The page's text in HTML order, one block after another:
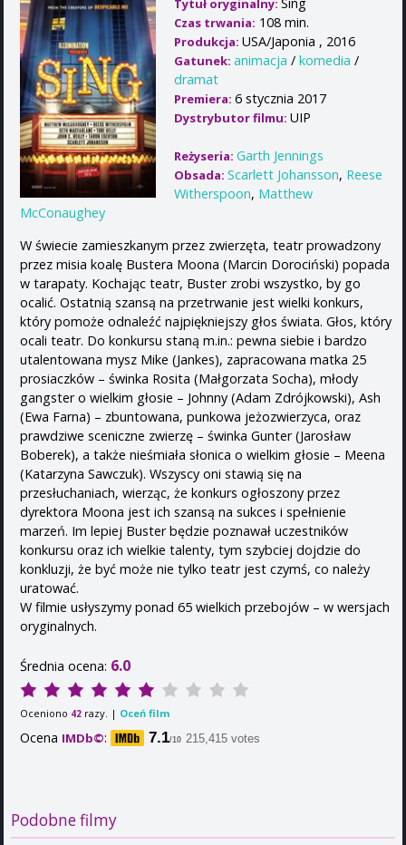
Tytuł oryginalny:
Czas trwania: 108 min.
Produkcja: USA/Japonia , 2016
Gatunek: animacja / komedia /
dramat
Premiera: 6 stycznia 2017
Dystrybutor filmu: UIP
Reżyseria: Garth Jennings
Obsada: Scarlett Johansson, Reese
Witherspoon, Matthew
McConaughey
W świecie zamieszkanym przez zwierzęta, teatr prowadzony
przez misia koalę Bustera Moona (Marcin Dorociński) popada
w tarapaty. Kochając teatr, Buster zrobi wszystko, by go
ocalić. Ostatnią szansą na przetrwanie jest wielki konkurs,
który pomoże odnaleźć najpiękniejszy głos świata. Głos, który
ocali teatr. Do konkursu staną m.in.: pewna siebie i bardzo
utalentowana mysz Mike (Jankes), zapracowana matka 25
prosiaczków – świnka Rosita (Małgorzata Socha), młody
gangster o wielkim głosie – Johnny (Adam Zdrójkowski), Ash
(Ewa Farna) – zbuntowana, punkowa jeżozwierzyca, oraz
prawdziwe sceniczne zwierzę – świnka Gunter (Jarosław
Boberek), a także nieśmiała słonica o wielkim głosie – Meena
(Katarzyna Sawczuk). Wszyscy oni stawią się na
przesłuchaniach, wierząc, że konkurs ogłoszony przez
dyrektora Moona jest ich szansą na sukces i spełnienie
marzeń. Im lepiej Buster będzie poznawał uczestników
konkursu oraz ich wielkie talenty, tym szybciej dojdzie do
konkluzji, że być może nie tylko teatr jest czymś, co należy
uratować.
W filmie usłyszymy ponad 65 wielkich przebojów – w wersjach
oryginalnych.
Średnia ocena: 6.0
Oceniono 42 razy. | Oceń film
Ocena IMDb©: 7.1/10 215,415 votes
Podobne filmy